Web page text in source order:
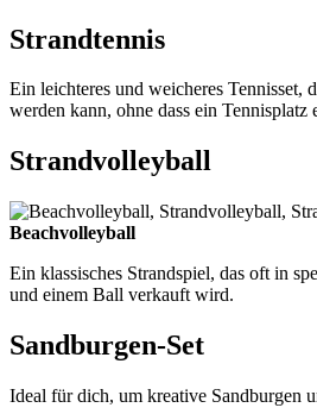
Strandtennis
Ein leichteres und weicheres Tennisset,
werden kann, ohne dass ein Tennisplatz
Strandvolleyball
Beachvolleyball
Ein klassisches Strandspiel, das oft in
und einem Ball verkauft wird.
Sandburgen-Set
Ideal für dich, um kreative Sandburgen